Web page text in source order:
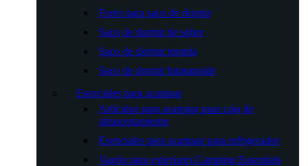
Forro para saco de dormir
Saco de dormir de sobre
Saco de dormir momia
Saco de dormir humanoide
Esenciales para acampar
Artículos para acampar para caja de
almacenamiento
Esenciales para acampar para refrigerador
Vagón para exteriores Camping Essentials